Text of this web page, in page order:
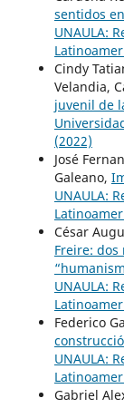
sentidos
UNAULA:
Cindy
Velandia,
juvenil de
(2022)
José
Galeano,
UNAULA:
César
Freire:
UNAULA:
Federico
UNAULA:
Gabriel